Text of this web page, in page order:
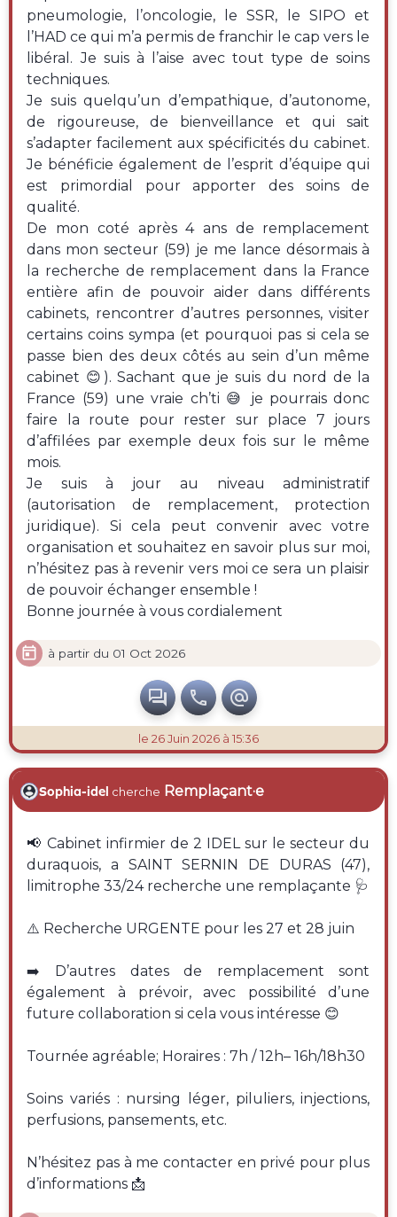
pneumologie, l’oncologie, le SSR, le SIPO et
l’HAD ce qui m’a permis de franchir le cap vers le
libéral. Je suis à l’aise avec tout type de soins
techniques.
Je suis quelqu’un d’empathique, d’autonome,
de rigoureuse, de bienveillance et qui sait
s’adapter facilement aux spécificités du cabinet.
Je bénéficie également de l’esprit d’équipe qui
est primordial pour apporter des soins de
qualité.
De mon coté après 4 ans de remplacement
dans mon secteur (59) je me lance désormais à
la recherche de remplacement dans la France
entière afin de pouvoir aider dans différents
cabinets, rencontrer d’autres personnes, visiter
certains coins sympa (et pourquoi pas si cela se
passe bien des deux côtés au sein d’un même
cabinet 😊). Sachant que je suis du nord de la
France (59) une vraie ch’ti 😅 je pourrais donc
faire la route pour rester sur place 7 jours
d’affilées par exemple deux fois sur le même
mois.
Je suis à jour au niveau administratif
(autorisation de remplacement, protection
juridique). Si cela peut convenir avec votre
organisation et souhaitez en savoir plus sur moi,
n’hésitez pas à revenir vers moi ce sera un plaisir
de pouvoir échanger ensemble !
Bonne journée à vous cordialement
 à partir du 01 Oct 2026
  
le 26 Juin 2026 à 15:36
Sophia-idel cherche Remplaçant·e
📢 Cabinet infirmier de 2 IDEL sur le secteur du
duraquois, a SAINT SERNIN DE DURAS (47),
limitrophe 33/24 recherche une remplaçante 🩺
⚠️ Recherche URGENTE pour les 27 et 28 juin
➡️ D’autres dates de remplacement sont
également à prévoir, avec possibilité d’une
future collaboration si cela vous intéresse 😊
Tournée agréable; Horaires : 7h / 12h– 16h/18h30
Soins variés : nursing léger, piluliers, injections,
perfusions, pansements, etc.
N’hésitez pas à me contacter en privé pour plus
d’informations 📩